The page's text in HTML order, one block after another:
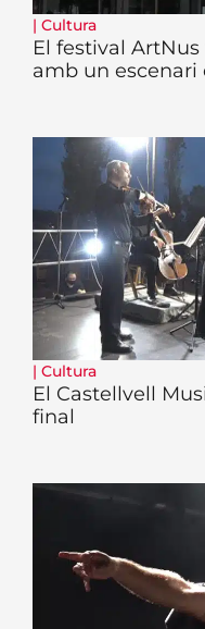
| Cultura
El festival
amb un
| Cultura
El Castellvell
final